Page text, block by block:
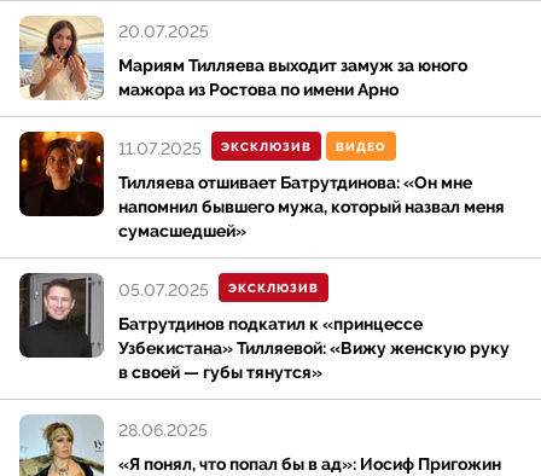
Личная жизнь
15 апреля 2021 года Амиран Сардаров вступил в
брак с Марьям Тилляевой, внучкой первого
президента Узбекистана Ислама Каримова.
Церемония состоялась в Лас-Вегасе. В феврале 2022
года супруги объявили о расставании. Информация
о завершении бракоразводного процесса была
подтверждена в 2023 году.
Интересное
• В июне 2025 года Сардаров участвовал в
общественном рейде против распространения
закиси азота, о чем сообщил в социальных сетях.
Мариям Тилляева выходит замуж за юного
мажора из Ростова по имени Арно
20.07.2025
ЭКСКЛЮЗИВ ВИДЕО
Тилляева отшивает Батрутдинова: «Он мне
напомнил бывшего мужа, который назвал меня
сумасшедшей»
11.07.2025
ЭКСКЛЮЗИВ
Батрутдинов подкатил к «принцессе
Узбекистана» Тилляевой: «Вижу женскую руку
в своей — губы тянутся»
05.07.2025
«Я понял, что попал бы в ад»: Иосиф Пригожин
28.06.2025